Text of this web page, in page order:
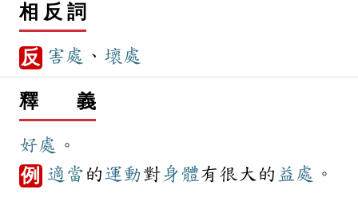
相 反 詞
反 害處 、 壞處
釋 義
好處 。
例 適當 的運動對身體有很大的 益處 。